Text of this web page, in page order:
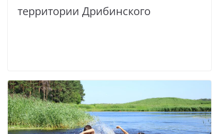
территории Дрибинского